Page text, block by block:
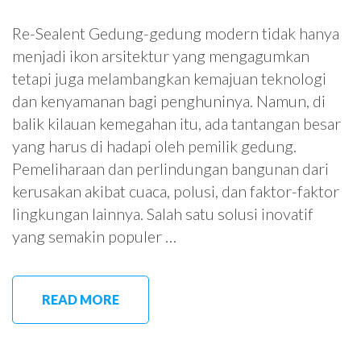
Re-Sealent Gedung-gedung modern tidak hanya
menjadi ikon arsitektur yang mengagumkan
tetapi juga melambangkan kemajuan teknologi
dan kenyamanan bagi penghuninya. Namun, di
balik kilauan kemegahan itu, ada tantangan besar
yang harus di hadapi oleh pemilik gedung.
Pemeliharaan dan perlindungan bangunan dari
kerusakan akibat cuaca, polusi, dan faktor-faktor
lingkungan lainnya. Salah satu solusi inovatif
yang semakin populer …
READ MORE